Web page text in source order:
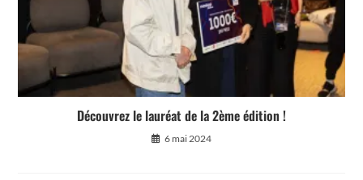
Découvrez le lauréat de la 2ème édition !
6 mai 2024